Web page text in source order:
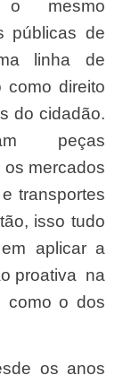
o mesmo
públicas de
linha de
como direito
do cidadão.
peças
mercados
transportes
isso tudo
aplicar a
proativa na
como o dos